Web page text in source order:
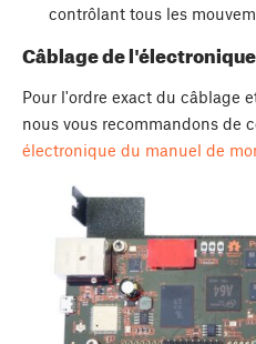
contrôlant tous les
Câblage de l'électronique
Pour l'ordre exact du câblage
nous vous recommandons de
électronique du manuel de